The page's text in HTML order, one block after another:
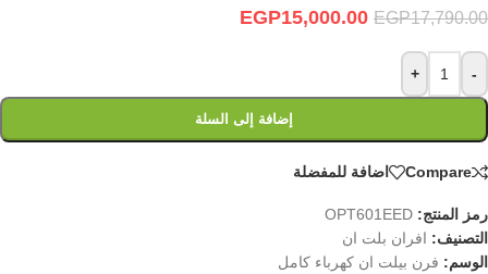
EGP17,790.00
EGP15,000.00
-
+
إضافة إلى السلة
Compare اضافة للمفضلة
رمز المنتج: OPT601EED
التصنيف: افران بلت ان
الوسم: فرن بيلت ان كهرباء كامل